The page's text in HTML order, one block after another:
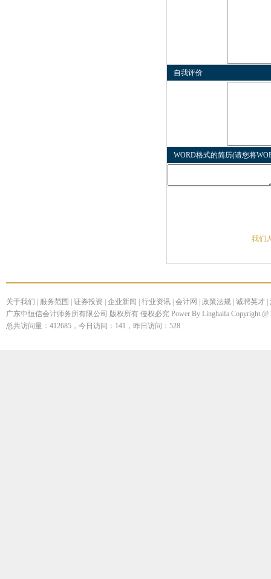
自我评价
WORD格式的简历(请您将
我们
关于我们 服务范围 证券投资 企业新闻 行业资讯 会计网 政策法规 诚聘英才
广东中恒信会计师务所有限公司 版权所有 侵权必究 Power By Linghaifa Copyright
总共访问量：412685，今日访问：141，昨日访问：528